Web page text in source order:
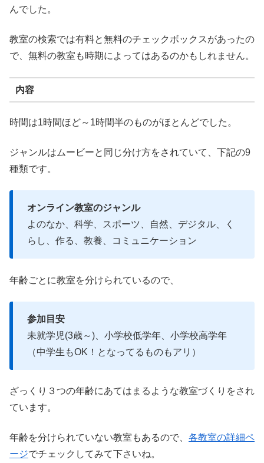
んでした。
教室の検索では有料と無料のチェックボックスがあったの
で、無料の教室も時期によってはあるのかもしれません。
内容
時間は1時間ほど～1時間半のものがほとんどでした。
ジャンルはムービーと同じ分け方をされていて、下記の9
種類です。
オンライン教室のジャンル
よのなか、科学、スポーツ、自然、デジタル、く
らし、作る、教養、コミュニケーション
年齢ごとに教室を分けられているので、
参加目安
未就学児(3歳～)、小学校低学年、小学校高学年
（中学生もOK！となってるものもアリ）
ざっくり３つの年齢にあてはまるような教室づくりをされ
ています。
年齢を分けられていない教室もあるので、 各教室の詳細ペ
ージでチェックしてみて下さいね。